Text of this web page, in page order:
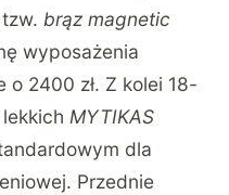
tzw.brąz magnetic
wyposażenia
2400 zł. Z kolei 18-
lekkichMYTIKAS
dla
Przednie